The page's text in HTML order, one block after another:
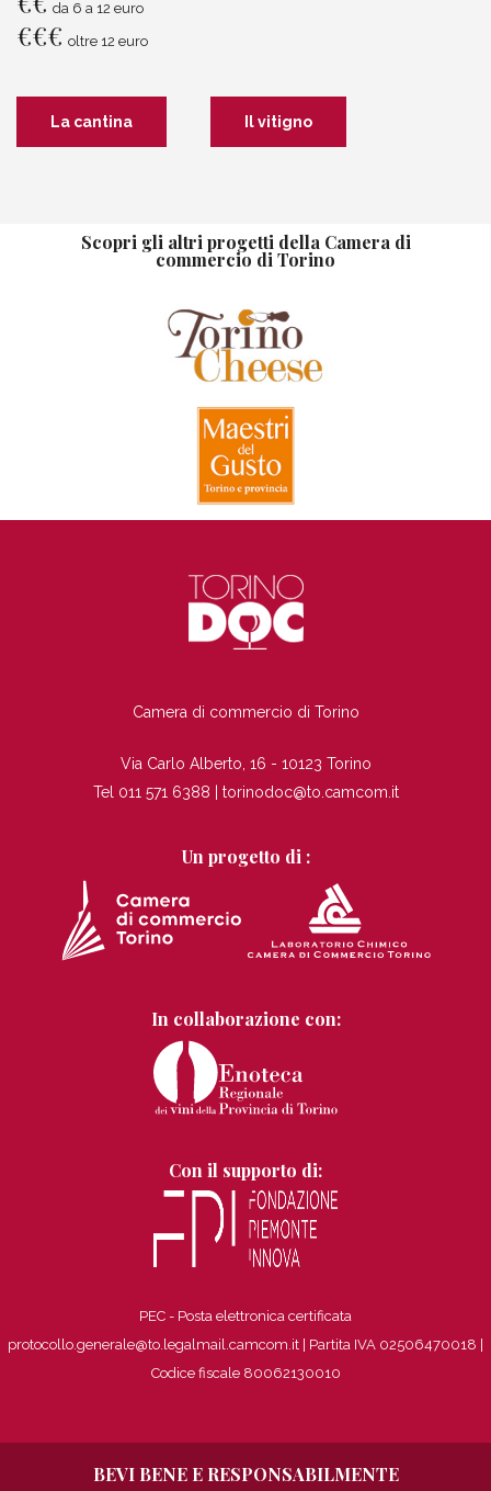
da 6 a 12 euro
€€€ oltre 12 euro
La cantina Il vitigno
Scopri gli altri progetti della Camera di
commercio di Torino
Camera di commercio di Torino
Via Carlo Alberto, 16 - 10123 Torino
Tel 011 571 6388 | torinodoc@to.camcom.it
Un progetto di :
In collaborazione con:
Con il supporto di:
PEC - Posta elettronica certificata
protocollo.generale@to.legalmail.camcom.it | Partita IVA 02506470018
Codice fiscale 80062130010
BEVI BENE E RESPONSABILMENTE